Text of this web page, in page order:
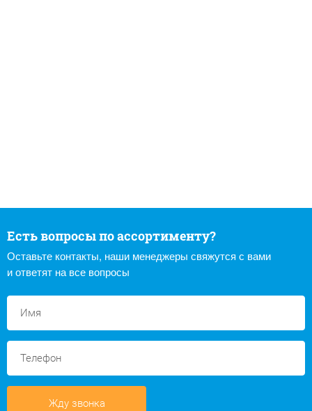
Есть вопросы по ассортименту?
Оставьте контакты, наши менеджеры свяжутся с вами
и ответят на все вопросы
Жду звонка